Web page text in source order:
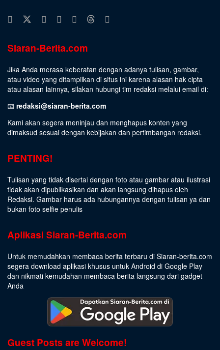
Siaran-Berita.com
Jika Anda merasa keberatan dengan adanya tulisan, gambar,
atau video yang ditampilkan di situs ini karena alasan hak cipta
atau alasan lainnya, silakan hubungi tim redaksi melalui email di:
📧 redaksi@siaran-berita.com
Kami akan segera meninjau dan menghapus konten yang
dimaksud sesuai dengan kebijakan dan pertimbangan redaksi.
PENTING!
Tulisan yang tidak disertai dengan foto atau gambar atau ilustrasi
tidak akan dipublikasikan dan akan langsung dihapus oleh
Redaksi. Gambar harus ada hubungannya dengan tulisan ya dan
bukan foto selfie penulis
Aplikasi Siaran-Berita.com
Untuk memudahkan membaca berita terbaru di Siaran-berita.com
segera download aplikasi khusus untuk Android di Google Play
dan nikmati kemudahan membaca berita langsung dari gadget
Anda
Guest Posts are Welcome!